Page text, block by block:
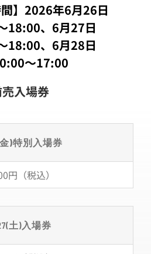
間】2026年6月26日
18:00、6月27日
18:00、6月28日
〜17:00
入場券
金)特別入場券
円（税込）
土)入場券